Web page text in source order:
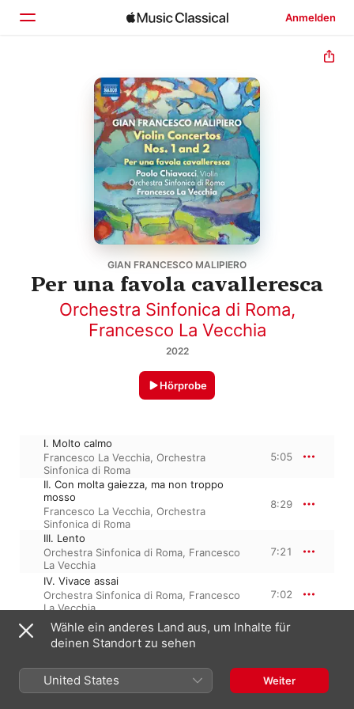
Anmelden
Startseite
Entdecken
Suchen
GIAN FRANCESCO MALIPIERO
Per una favola cavalleresca
Orchestra Sinfonica di Roma,
Francesco La Vecchia
2022
Hörprobe
I. Molto calmo
Francesco La Vecchia, Orchestra
Sinfonica di Roma
5:05
II. Con molta gaiezza, ma non troppo
mosso
Francesco La Vecchia, Orchestra
Sinfonica di Roma
8:29
III. Lento
Orchestra Sinfonica di Roma, Francesco
La Vecchia
7:21
IV. Vivace assai
Orchestra Sinfonica di Roma, Francesco
La Vecchia
7:02
4 Titel, 27 Minuten
℗ 2022 Naxos
Wähle ein anderes Land aus, um Inhalte für
deinen Standort zu sehen
United States Weiter